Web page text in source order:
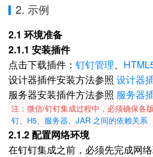
2. 示例
2.1 环境准备
2.1.1 安装插件
点击下载插件： 钉钉管理、
设计器插件安装方法参照 设计器
服务器安装插件方法参照 服务器
注：微信/钉钉集成过程中，必须确保各
钉、H5、服务器、JAR 之间的依赖关系
2.1.2 配置网络环境
在钉钉集成之前，必须先完成网